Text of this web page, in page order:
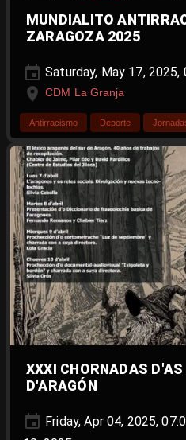
MUNDIALITO
ZARAGOZA 2025
Saturday, May 17, 2025,
CDM La Granja
Antirracismo Deporte
XXXI CHORNADAS D'AS
D'ARAGÓN
Friday, Apr 04, 2025,